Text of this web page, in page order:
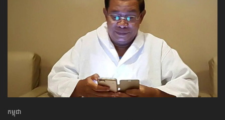
កម្ពុជា